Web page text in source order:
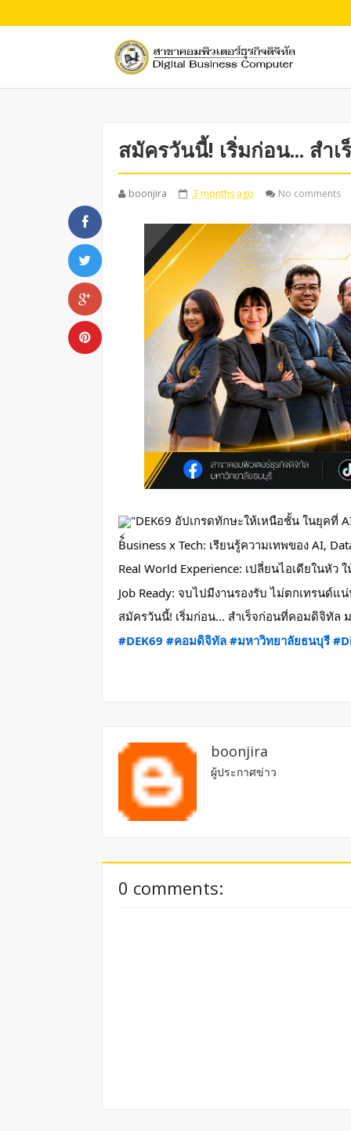
สมัครวันนี้! เริ่มก่อน... สำ
boonjira 3 months ago No comments
"DEK69 อัปเกรดทักษะให้เหนือชั้น ในยุคที่
Business x Tech: เรียนรู้ความเทพของ AI,
Real World Experience: เปลี่ยนไอเดียในหัว
Job Ready: จบไปมีงานรองรับ ไม่ตกเทรนด์แ
สมัครวันนี้! เริ่มก่อน... สำเร็จก่อนที่คอมดิจิทัล
#DEK69 #คอมดิจิทัล #มหาวิทยาลัยธนบุรี
boonjira
ผู้ประกาศข่าว
0 comments: